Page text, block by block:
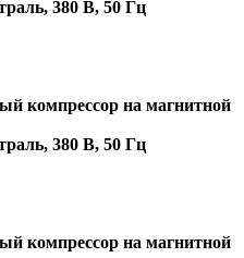
380 В, 50 Гц
компрессор на магнитной
380 В, 50 Гц
компрессор на магнитной